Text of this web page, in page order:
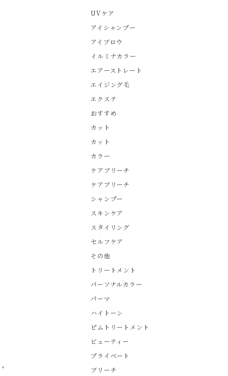
UVケア
アイシャンプー
アイブロウ
イルミナカラー
エアーストレート
エイジング毛
エクステ
おすすめ
カット
カット
カラー
ケアブリーチ
ケアブリーチ
シャンプー
スキンケア
スタイリング
セルフケア
その他
トリートメント
パーソナルカラー
パーマ
ハイトーン
ピムトリートメント
ビューティー
プライベート
ブリーチ